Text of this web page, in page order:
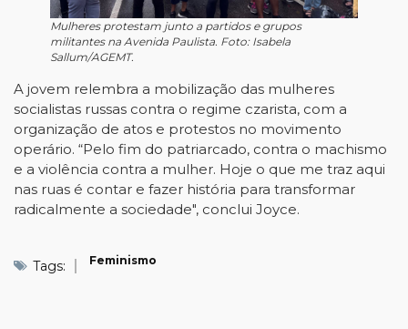
Mulheres protestam junto a partidos e grupos
militantes na Avenida Paulista. Foto: Isabela
Sallum/AGEMT.
A jovem relembra a mobilização das mulheres
socialistas russas contra o regime czarista, com a
organização de atos e protestos no movimento
operário. “Pelo fim do patriarcado, contra o machismo
e a violência contra a mulher. Hoje o que me traz aqui
nas ruas é contar e fazer história para transformar
radicalmente a sociedade", conclui Joyce.
Tags: Feminismo